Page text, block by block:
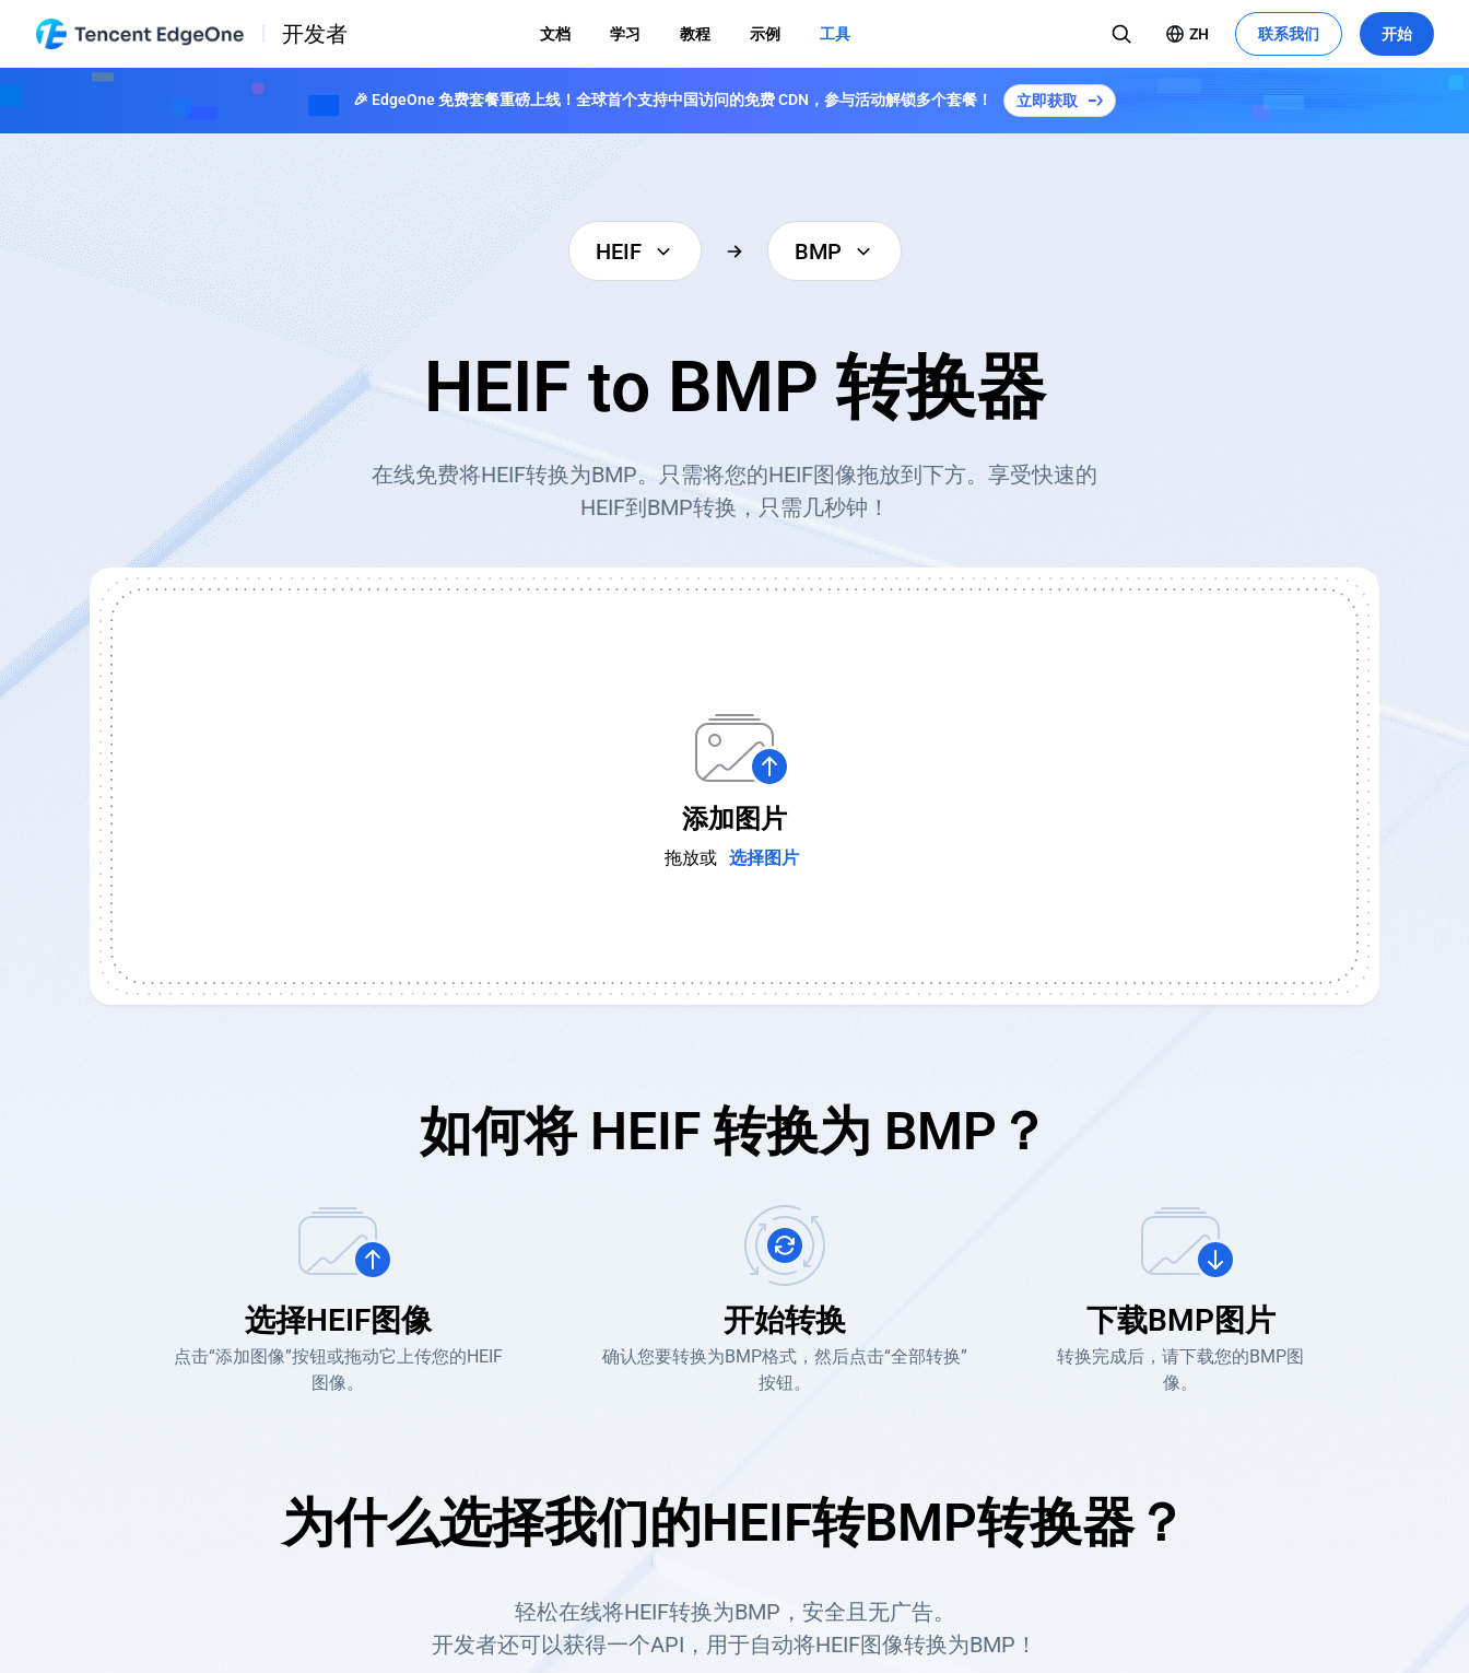
开发者 文档 学习 教程 示例 工具 ZH 联系我们 开始
🎉 EdgeOne 免费套餐重磅上线！全球首个支持中国访问的免费 CDN，参与活动解锁多个套餐！ 立即获取
HEIF BMP
HEIF to BMP 转换器
在线免费将HEIF转换为BMP。只需将您的HEIF图像拖放到下方。享受快速的
HEIF到BMP转换，只需几秒钟！
添加图片
拖放或 选择图片
如何将 HEIF 转换为 BMP？
选择HEIF图像
点击“添加图像”按钮或拖动它上传您的HEIF
图像。
开始转换
确认您要转换为BMP格式，然后点击“全部转换”
按钮。
下载BMP图片
转换完成后，请下载您的BMP图
像。
为什么选择我们的HEIF转BMP转换器？
轻松在线将HEIF转换为BMP，安全且无广告。
开发者还可以获得一个API，用于自动将HEIF图像转换为BMP！